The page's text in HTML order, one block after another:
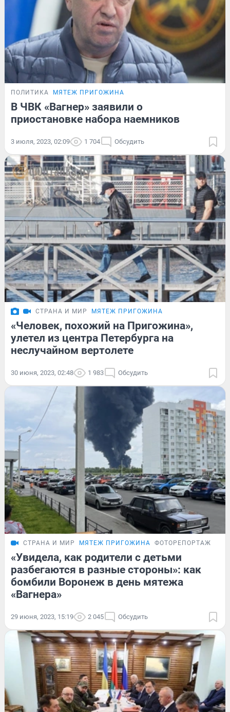
ПОЛИТИКА МЯТЕЖ ПРИГОЖИНА
В ЧВК «Вагнер» заявили о
приостановке набора наемников
3 июля, 2023, 02:09 1 704 Обсудить
СТРАНА И МИР МЯТЕЖ ПРИГОЖИНА
«Человек, похожий на Пригожина»,
улетел из центра Петербурга на
неслучайном вертолете
30 июня, 2023, 02:48 1 983 Обсудить
СТРАНА И МИР МЯТЕЖ ПРИГОЖИНА ФОТОРЕПОРТАЖ
«Увидела, как родители с детьми
разбегаются в разные стороны»: как
бомбили Воронеж в день мятежа
«Вагнера»
29 июня, 2023, 15:19 2 045 Обсудить